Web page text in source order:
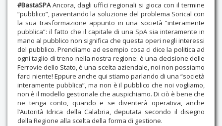
#BastaSPAAncora, dagli uffici regionali si gioca con il termine
“pubblico”, paventando la soluzione del problema Sorical con
la sua trasformazione appunto in una società “interamente
pubblica”: il fatto che il capitale di una SpA sia interamente in
mano al pubblico non significa che questa operi negli interessi
del pubblico. Prendiamo ad esempio cosa ci dice la politica ad
ogni taglio di treno nella nostra regione: è una decisione delle
Ferrovie dello Stato, è una scelta aziendale, noi non possiamo
farci niente! Eppure anche qui stiamo parlando di una “società
interamente pubblica”, ma non è il pubblico che noi vogliamo,
non è il modello gestionale che auspichiamo. Di ciò è bene che
ne tenga conto, quando e se diventerà operativa, anche
l’Autorità Idrica della Calabria, deputata secondo il disegno
della Regione alla scelta della forma di gestione.